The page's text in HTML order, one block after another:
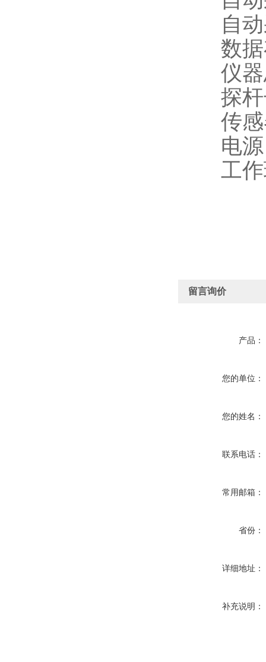
自动
数据存
仪器
探杆
传感
电源
工作环
留言询价
产品：
您的单位：
您的姓名：
联系电话：
常用邮箱：
省份：
详细地址：
补充说明：